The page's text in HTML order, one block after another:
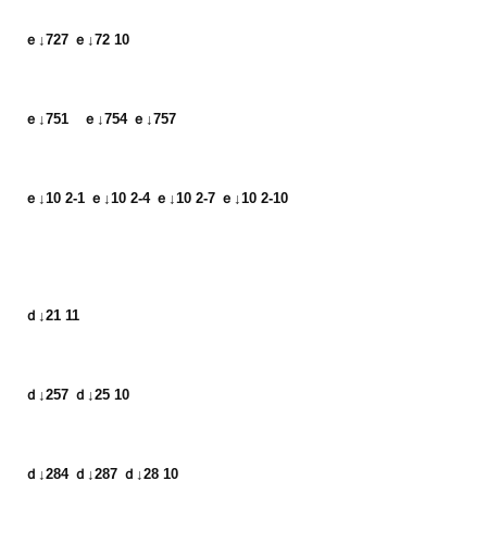
ｅ↓727 ｅ↓72 10
ｅ↓751　ｅ↓754 ｅ↓757
ｅ↓10 2-1 ｅ↓10 2-4 ｅ↓10 2-7 ｅ↓10 2-10
ｄ↓21 11
ｄ↓257 ｄ↓25 10
ｄ↓284 ｄ↓287 ｄ↓28 10